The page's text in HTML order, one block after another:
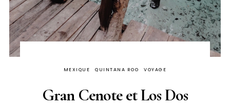
MEXIQUE QUINTANA ROO VOYAGE
Gran Cenote et Los Dos